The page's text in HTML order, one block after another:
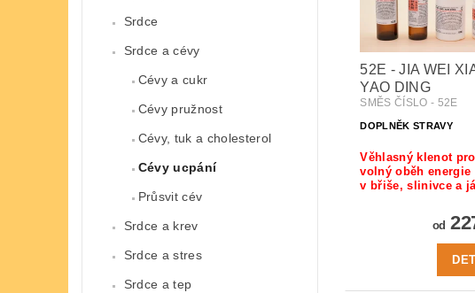
Srdce
Srdce a cévy
Cévy a cukr
Cévy pružnost
Cévy, tuk a cholesterol
Cévy ucpání
Průsvit cév
Srdce a krev
Srdce a stres
Srdce a tep
52E - JIA WEI
YAO DING
SMĚS ČÍSLO - 52E
DOPLNĚK STRAVY
Věhlasný klenot pro
volný oběh energie
v břiše, slinivce a
od